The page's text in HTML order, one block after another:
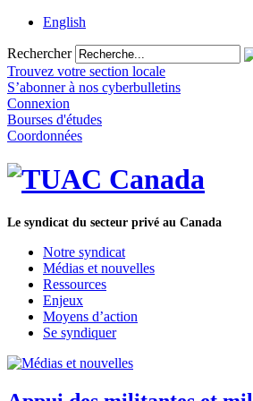
English
Rechercher
Trouvez votre section locale
S’abonner à nos cyberbulletins
Connexion
Bourses d'études
Coordonnées
Le syndicat du secteur privé au Canada
Notre syndicat
Médias et nouvelles
Ressources
Enjeux
Moyens d’action
Se syndiquer